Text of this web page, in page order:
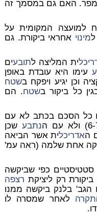
האם גם במסמך זה
למועצה המקומית על
למינוי אחראי ביקורת. גם
ית המליצה לתובעים
עימו היא עובדת באופן
וכן יגיע ויפקח בשטח
כל ביקור בשטח. הם
כל הסכם בכתב לא עם
נתבע שכן
האדריכלית אשר הביאה
אחת שלמה (ראה עמ'
סטטיסטיים כפי שביקשה
רק ליציקת רצפה
הגב' בלנק ביקשה ממנו
תקרה לאחר שמסרה לו